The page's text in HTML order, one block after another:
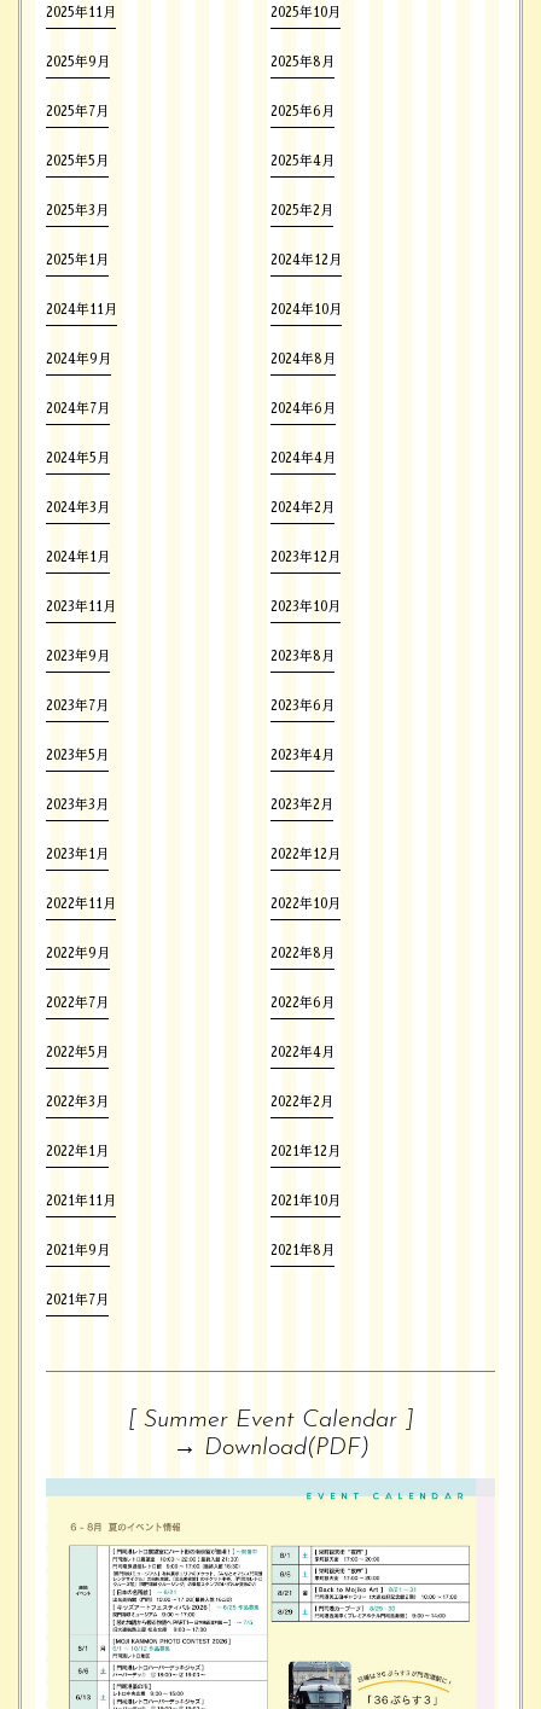
2025年11月 2025年10月
2025年9月 2025年8月
2025年7月 2025年6月
2025年5月 2025年4月
2025年3月 2025年2月
2025年1月 2024年12月
2024年11月 2024年10月
2024年9月 2024年8月
2024年7月 2024年6月
2024年5月 2024年4月
2024年3月 2024年2月
2024年1月 2023年12月
2023年11月 2023年10月
2023年9月 2023年8月
2023年7月 2023年6月
2023年5月 2023年4月
2023年3月 2023年2月
2023年1月 2022年12月
2022年11月 2022年10月
2022年9月 2022年8月
2022年7月 2022年6月
2022年5月 2022年4月
2022年3月 2022年2月
2022年1月 2021年12月
2021年11月 2021年10月
2021年9月 2021年8月
2021年7月
[ Summer Event Calendar ]
→ Download(PDF)